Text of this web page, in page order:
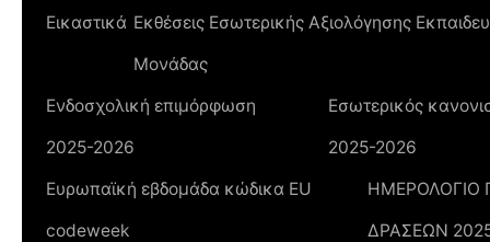
Εικαστικά Εκθέσεις Εσωτερικής Αξιολόγησης
Μονάδας
Ενδοσχολική επιμόρφωση
2025-2026
Εσωτερικός
2025-2026
Ευρωπαϊκή εβδομάδα κώδικα ΕU
codeweek
ΔΡΑΣΕΩΝ